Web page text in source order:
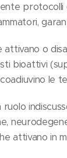
protocolli
attivano o
bioattivi
le
ruolo
attivano in